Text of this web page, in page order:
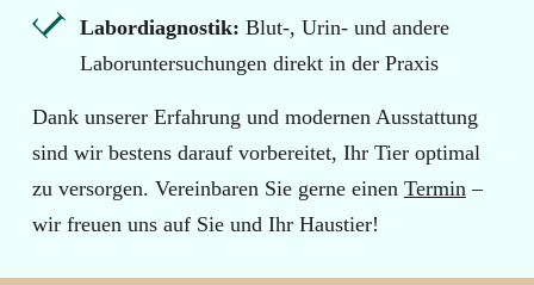
Labordiagnostik: Blut-, Urin- und andere
Laboruntersuchungen direkt in der Praxis
Dank unserer Erfahrung und modernen Ausstattung
sind wir bestens darauf vorbereitet, Ihr Tier optimal
zu versorgen. Vereinbaren Sie gerne einen Termin–
wir freuen uns auf Sie und Ihr Haustier!